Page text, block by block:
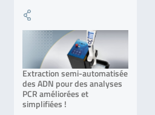
Extraction semi-automatisée
des ADN pour des analyses
PCR améliorées et
simplifiées !